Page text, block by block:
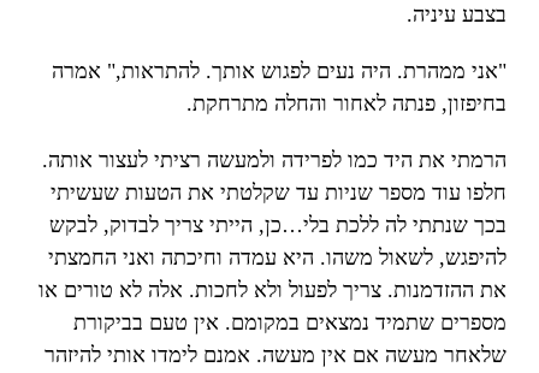
בצבע עיניה.
"אני ממהרת. היה נעים לפגוש אותך. להתראות," אמרה
בחיפזון, פנתה לאחור והחלה מתרחקת.
הרמתי את היד כמו לפרידה ולמעשה רציתי לעצור אותה.
חלפו עוד מספר שניות עד שקלטתי את הטעות שעשיתי
בכך שנתתי לה ללכת בלי…כן, הייתי צריך לבדוק, לבקש
להיפגש, לשאול משהו. היא עמדה וחיכתה ואני החמצתי
את ההזדמנות. צריך לפעול ולא לחכות. אלה לא טורים או
מספרים שתמיד נמצאים במקומם. אין טעם בביקורת
שלאחר מעשה אם אין מעשה. אמנם לימדו אותי להיזהר